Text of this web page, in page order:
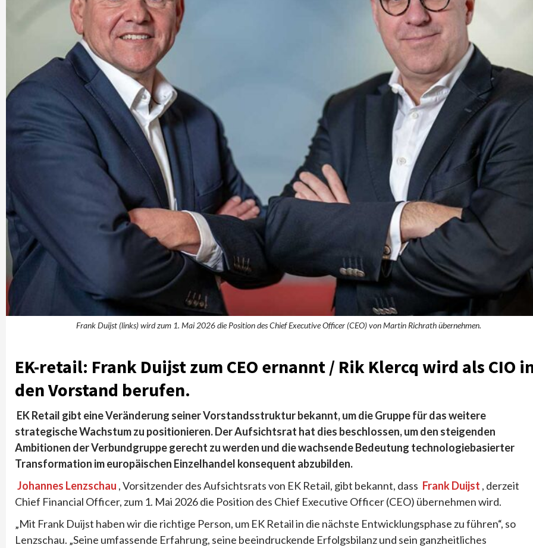
Frank Duijst (links) wird zum 1. Mai 2026 die Position des Chief Executive Officer (CEO) von Martin Richrath übernehmen.
EK-retail: Frank Duijst zum CEO ernannt / Rik Klercq wird als CIO
den Vorstand berufen.
EK Retail gibt eine Veränderung seiner Vorstandsstruktur bekannt, um die Gruppe für das weitere
strategische Wachstum zu positionieren. Der Aufsichtsrat hat dies beschlossen, um den steigenden
Ambitionen der Verbundgruppe gerecht zu werden und die wachsende Bedeutung technologiebasierter
Transformation im europäischen Einzelhandel konsequent abzubilden.
Johannes Lenzschau , Vorsitzender des Aufsichtsrats von EK Retail, gibt bekannt, dass Frank Duijst , derzeit
Chief Financial Officer, zum 1. Mai 2026 die Position des Chief Executive Officer (CEO) übernehmen wird.
„Mit Frank Duijst haben wir die richtige Person, um EK Retail in die nächste Entwicklungsphase zu führen“, so
Lenzschau. „Seine umfassende Erfahrung, seine beeindruckende Erfolgsbilanz und sein ganzheitliches